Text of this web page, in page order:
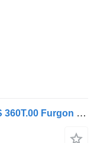
Tomplan INSULATED TRAILER TFS 360T.00 Furgon izolowany 3,6x2x2,1